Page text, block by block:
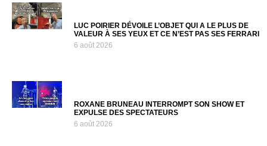
LUC POIRIER DÉVOILE L’OBJET QUI A LE PLUS DE
VALEUR À SES YEUX ET CE N’EST PAS SES FERRARI
6 août 2026
ROXANE BRUNEAU INTERROMPT SON SHOW ET
EXPULSE DES SPECTATEURS
6 août 2026